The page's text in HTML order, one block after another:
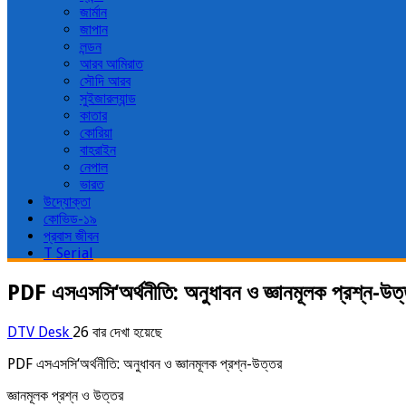
জার্মান
জাপান
লন্ডন
আরব আমিরাত
সৌদি আরব
সুইজারল্যান্ড
কাতার
কোরিয়া
বাহরাইন
নেপাল
ভারত
উদ্যোক্তা
কোভিড-১৯
প্রবাস জীবন
T Serial
PDF এসএসসি‘অর্থনীতি: অনুধাবন ও জ্ঞানমূলক প্রশ্ন-
DTV Desk 26 বার দেখা হয়েছে
PDF এসএসসি‘অর্থনীতি: অনুধাবন ও জ্ঞানমূলক প্রশ্ন-উত্তর
জ্ঞানমূলক প্রশ্ন ও উত্তর